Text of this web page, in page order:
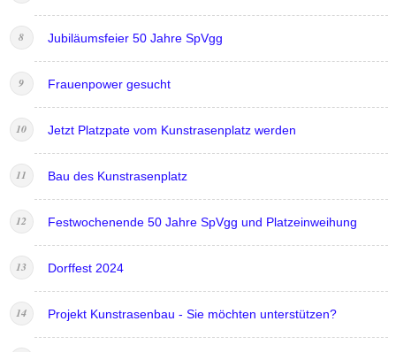
Jubiläumsfeier 50 Jahre SpVgg
Frauenpower gesucht
Jetzt Platzpate vom Kunstrasenplatz werden
Bau des Kunstrasenplatz
Festwochenende 50 Jahre SpVgg und Platzeinweihung
Dorffest 2024
Projekt Kunstrasenbau - Sie möchten unterstützen?